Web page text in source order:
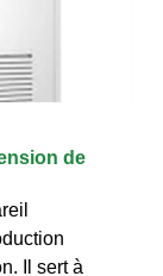
de
Il sert à